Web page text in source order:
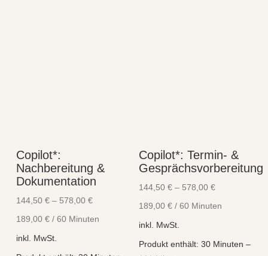
gewählt
Copilot*:
Nachbereitung &
Dokumentation
144,50 €– 578,00 €
189,00 €/ 60 Minuten
inkl. MwSt.
Copilot*: Termin- &
Gesprächsvorbereitung
144,50 €– 578,00 €
189,00 €/ 60 Minuten
inkl. MwSt.
Produkt enthält: 30 Minuten –